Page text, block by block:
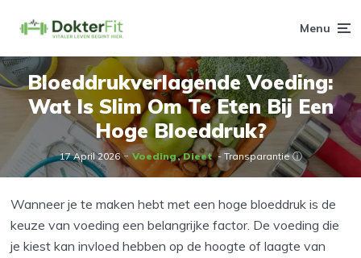
Menu
Bloeddrukverlagende Voeding:
Wat Is Slim Om Te Eten Bij Een
Hoge Bloeddruk?
17 April 2026 Voeding Dieet - Transparantie ⓘ
Wanneer je te maken hebt met een hoge bloeddruk is de
keuze van voeding een belangrijke factor. De voeding die
je kiest kan invloed hebben op de hoogte of laagte van